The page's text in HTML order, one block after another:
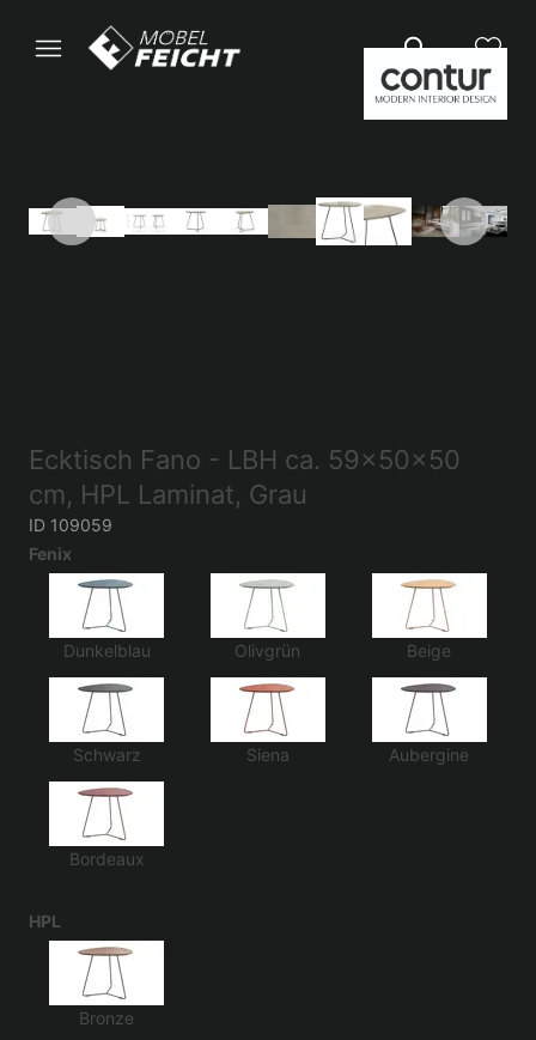
Ecktisch Fano - LBH ca. 59x50x50
cm, HPL Laminat, Grau
ID 109059
Fenix
Dunkelblau Olivgrün Beige
Schwarz Siena Aubergine
Bordeaux
HPL
Bronze